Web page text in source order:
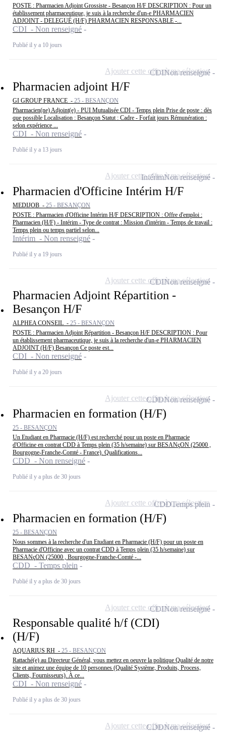
POSTE : Pharmacien Adjoint Grossiste - Besançon H/F DESCRIPTION : Pour un
établissement pharmaceutique, je suis à la recherche d'un-e PHARMACIEN
ADJOINT - DELEGUÉ (H/F) PHARMACIEN RESPONSABLE -...
CDI - Non renseigné
Publié il y a 10 jours
Pharmacien adjoint H/F
GI GROUP FRANCE - 25 - BESANÇON
Pharmacien(ne) Adjoint(e) - PUI Mutualisée CDI - Temps plein Prise de poste : dès
que possible Localisation : Besançon Statut : Cadre - Forfait jours Rémunération :
selon expérience ...
CDI - Non renseigné
Publié il y a 13 jours
CDINon renseigné
Ajouter cette offre à ma sélection
Pharmacien d'Officine Intérim H/F
MEDIJOB - 25 - BESANÇON
POSTE : Pharmacien d'Officine Intérim H/F DESCRIPTION : Offre d'emploi :
Pharmacien (H/F) - Intérim - Type de contrat : Mission d'intérim - Temps de travail :
Temps plein ou temps partiel selon...
Intérim - Non renseigné
Publié il y a 19 jours
IntérimNon renseigné
Ajouter cette offre à ma sélection
Pharmacien Adjoint Répartition -
Besançon H/F
ALPHEA CONSEIL - 25 - BESANÇON
POSTE : Pharmacien Adjoint Répartition - Besançon H/F DESCRIPTION : Pour
un établissement pharmaceutique, je suis à la recherche d'un-e PHARMACIEN
ADJOINT (H/F) Besançon Ce poste est...
CDI - Non renseigné
Publié il y a 20 jours
CDINon renseigné
Ajouter cette offre à ma sélection
Pharmacien en formation (H/F)
25 - BESANÇON
Un Etudiant en Pharmacie (H/F) est recherché pour un poste en Pharmacie
d'Officine en contrat CDD à Temps plein (35 h/semaine) sur BESANçON (25000 ,
Bourgogne-Franche-Comté - France). Qualifications...
CDD - Non renseigné
Publié il y a plus de 30 jours
CDDNon renseigné
Ajouter cette offre à ma sélection
Pharmacien en formation (H/F)
25 - BESANÇON
Nous sommes à la recherche d'un Etudiant en Pharmacie (H/F) pour un poste en
Pharmacie d'Officine avec un contrat CDD à Temps plein (35 h/semaine) sur
BESANçON (25000 , Bourgogne-Franche-Comté -...
CDD - Temps plein
Publié il y a plus de 30 jours
CDDTemps plein
Ajouter cette offre à ma sélection
Responsable qualité h/f (CDI)
(H/F)
AQUARIUS RH - 25 - BESANÇON
Rattaché(e) au Directeur Général, vous mettez en oeuvre la politique Qualité de notre
site et animez une équipe de 10 personnes (Qualité Système, Produits, Process,
Clients, Fournisseurs). À ce...
CDI - Non renseigné
Publié il y a plus de 30 jours
CDINon renseigné
Ajouter cette offre à ma sélection
CDDNon renseigné
Ajouter cette offre à ma sélection